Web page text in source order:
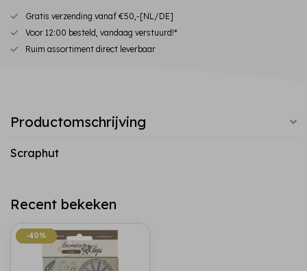
Gratis verzending vanaf €50,-[NL/DE]
Voor 12:00 besteld, vandaag verstuurd!*
Ruim assortiment direct leverbaar
Productomschrijving
Scraphut
Recent bekeken
-40%
-40%